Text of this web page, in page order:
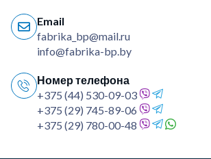
Email
fabrika_bp@mail.ru
info@fabrika-bp.by
Номер телефона
+375 (44) 530-09-03
+375 (29) 745-89-06
+375 (29) 780-00-48